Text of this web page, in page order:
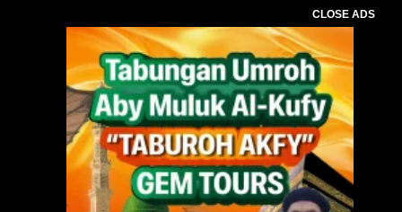
CLOSE ADS